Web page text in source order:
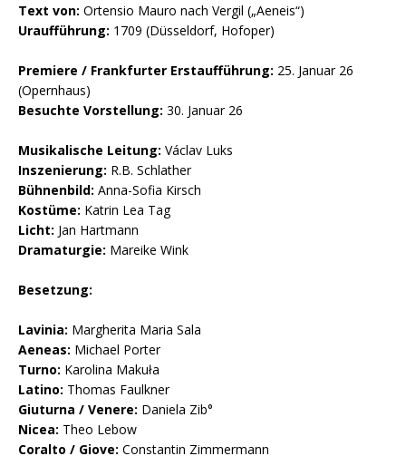
Text von: Ortensio Mauro nach Vergil („Aeneis“)
Uraufführung: 1709 (Düsseldorf, Hofoper)
Premiere / Frankfurter Erstaufführung: 25. Januar 26
(Opernhaus)
Besuchte Vorstellung: 30. Januar 26
Musikalische Leitung: Václav Luks
Inszenierung: R.B. Schlather
Bühnenbild: Anna-Sofia Kirsch
Kostüme: Katrin Lea Tag
Licht: Jan Hartmann
Dramaturgie: Mareike Wink
Besetzung:
Lavinia: Margherita Maria Sala
Aeneas: Michael Porter
Turno: Karolina Makuła
Latino: Thomas Faulkner
Giuturna / Venere: Daniela Zib°
Nicea: Theo Lebow
Coralto / Giove: Constantin Zimmermann